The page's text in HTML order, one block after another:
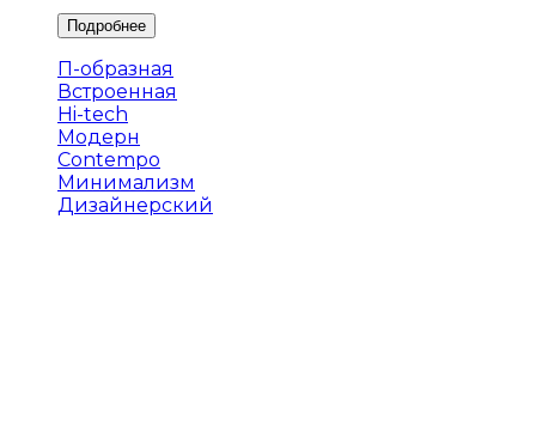
П-образная
Встроенная
Hi-tech
Модерн
Contempo
Минимализм
Дизайнерский